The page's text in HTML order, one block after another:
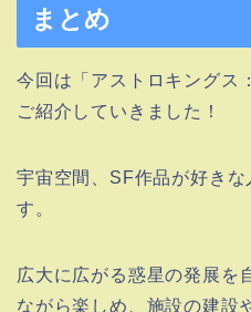
まとめ
今回は「アストロキングス
ご紹介していきました！
宇宙空間、SF作品が好き
す。
広大に広がる惑星の発展を
ながら楽しめ、施設の建設